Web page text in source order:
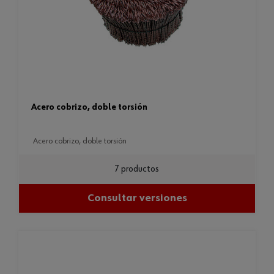
acero cobrizo, doble torsión
acero cobrizo, doble torsión
7 productos
Consultar versiones